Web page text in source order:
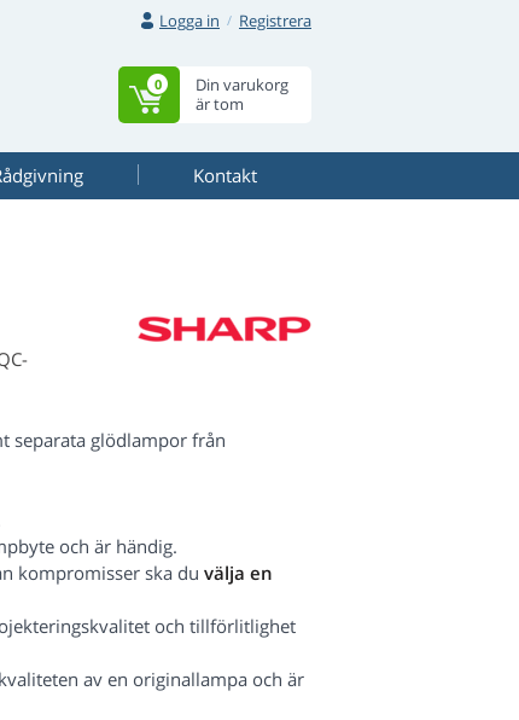
Logga in
Registrera
Din varukorg
är tom
0
Kontakt
separata glödlampor från
och är händig.
kompromisser ska du välja en
och tillförlitlighet
av en originallampa och är